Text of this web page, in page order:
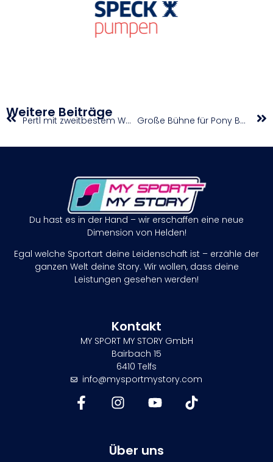
Weitere Beiträge Pertl mit zweitbestem Weltcupergebnis Große Bühne für Pony Balu
Du hast es in der Hand – wir erschaffen eine neue
Dimension von Helden!
Egal welche Sportart deine Leidenschaft ist – erzähle der
ganzen Welt deine Story. Wir wollen, dass deine
Leistungen gesehen werden!
Kontakt
MY SPORT MY STORY GmbH
Bairbach 15
6410 Telfs
info@mysportmystory.com
Über uns